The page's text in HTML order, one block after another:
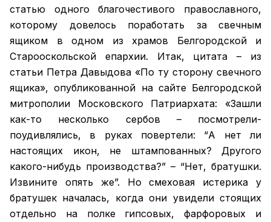
статью одного благочестивого православного,
которому довелось поработать за свечным
ящиком в одном из храмов Белгородской и
Старооскольской епархии. Итак, цитата – из
статьи Петра Давыдова «По ту сторону свечного
ящика», опубликованной на сайте Белгородской
митрополии Московского Патриархата: «Зашли
как-то несколько сербов – посмотрели-
поудивлялись, в руках повертели: “А нет ли
настоящих икон, не штампованных? Другого
какого-нибудь производства?” – “Нет, братушки.
Извините опять же”. Но смеховая истерика у
братушек началась, когда они увидели стоящих
отдельно на полке гипсовых, фарфоровых и